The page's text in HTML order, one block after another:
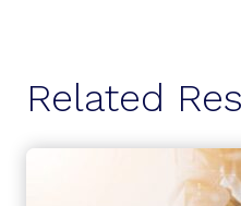
Related